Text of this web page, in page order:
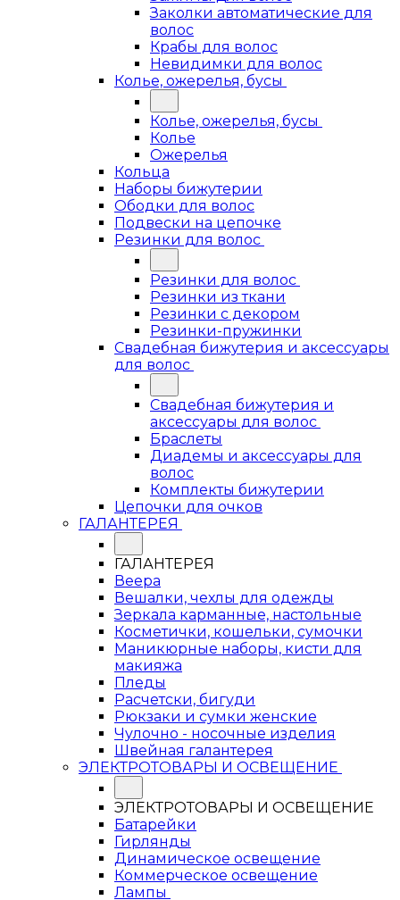
Заколки автоматические для
волос
Крабы для волос
Невидимки для волос
Колье, ожерелья, бусы
Колье, ожерелья, бусы
Колье
Ожерелья
Кольца
Наборы бижутерии
Ободки для волос
Подвески на цепочке
Резинки для волос
Резинки для волос
Резинки из ткани
Резинки с декором
Резинки-пружинки
Свадебная бижутерия и аксессуары
для волос
Свадебная бижутерия и
аксессуары для волос
Браслеты
Диадемы и аксессуары для
волос
Комплекты бижутерии
Цепочки для очков
ГАЛАНТЕРЕЯ
ГАЛАНТЕРЕЯ
Веера
Вешалки, чехлы для одежды
Зеркала карманные, настольные
Косметички, кошельки, сумочки
Маникюрные наборы, кисти для
макияжа
Пледы
Расчетски, бигуди
Рюкзаки и сумки женские
Чулочно - носочные изделия
Швейная галантерея
ЭЛЕКТРОТОВАРЫ И ОСВЕЩЕНИЕ
ЭЛЕКТРОТОВАРЫ И ОСВЕЩЕНИЕ
Батарейки
Гирлянды
Динамическое освещение
Коммерческое освещение
Лампы